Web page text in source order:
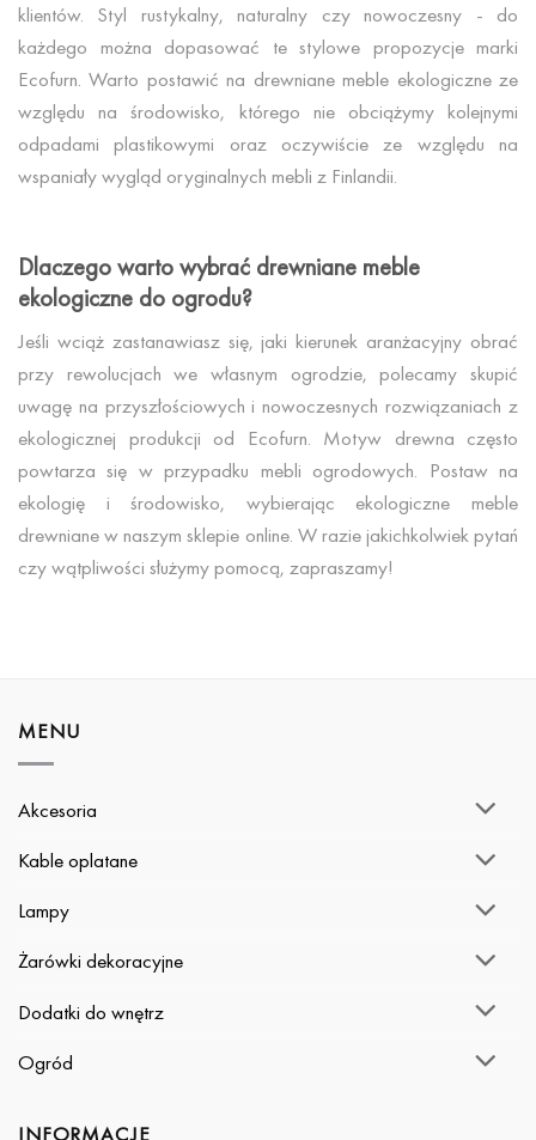
klientów. Styl rustykalny, naturalny czy nowoczesny - do
każdego można dopasować te stylowe propozycje marki
Ecofurn. Warto postawić na drewniane meble ekologiczne ze
względu na środowisko, którego nie obciążymy kolejnymi
odpadami plastikowymi oraz oczywiście ze względu na
wspaniały wygląd oryginalnych mebli z Finlandii.
Dlaczego warto wybrać drewniane meble
ekologiczne do ogrodu?
Jeśli wciąż zastanawiasz się, jaki kierunek aranżacyjny obrać
przy rewolucjach we własnym ogrodzie, polecamy skupić
uwagę na przyszłościowych i nowoczesnych rozwiązaniach z
ekologicznej produkcji od Ecofurn. Motyw drewna często
powtarza się w przypadku mebli ogrodowych. Postaw na
ekologię i środowisko, wybierając ekologiczne meble
drewniane w naszym sklepie online. W razie jakichkolwiek pytań
czy wątpliwości służymy pomocą, zapraszamy!
MENU
Akcesoria
Kable oplatane
Lampy
Żarówki dekoracyjne
Dodatki do wnętrz
Ogród
INFORMACJE